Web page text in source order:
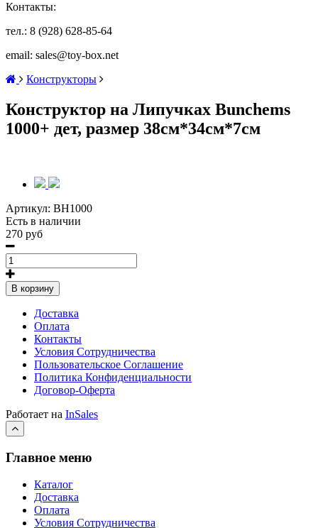
Контакты:
тел.: 8 (928) 628-85-64
email: sales@toy-box.net
Конструкторы
Конструктор на Липучках Bunchems
1000+ дет, размер 38см*34см*7см
Артикул: BH1000
Есть в наличии
270 руб
В корзину
Доставка
Оплата
Контакты
Условия Сотрудничества
Пользовательское Соглашение
Политика Конфиденциальности
Договор-Оферта
Работает на InSales
Главное меню
Каталог
Доставка
Оплата
Условия Сотрудничества